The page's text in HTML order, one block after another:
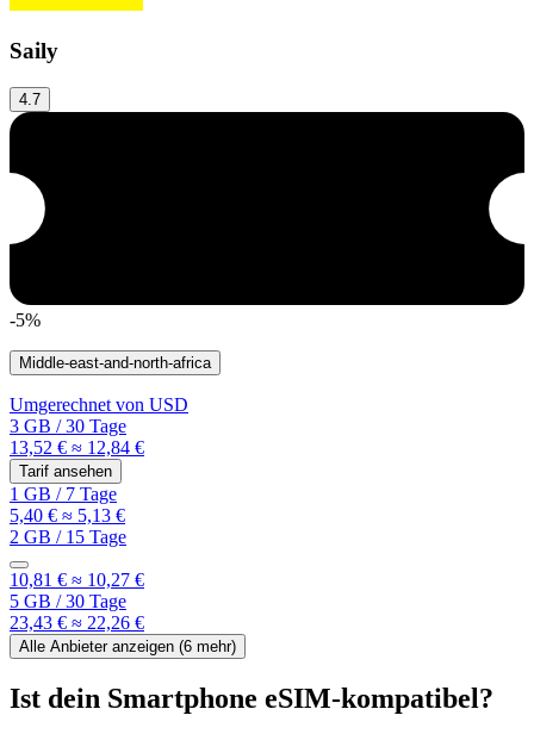
Saily
4.7
-5%
Middle-east-and-north-africa
Umgerechnet von USD
3 GB /30 Tage
13,52 € ≈ 12,84 €
Tarif ansehen
1 GB /7 Tage
5,40 € ≈ 5,13 €
2 GB /15 Tage
10,81 € ≈ 10,27 €
5 GB /30 Tage
23,43 € ≈ 22,26 €
Alle Anbieter anzeigen (6 mehr)
Ist dein Smartphone eSIM-kompatibel?